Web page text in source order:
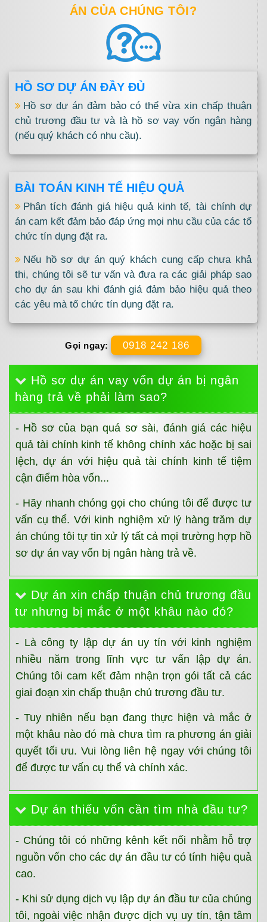
ÁN CỦA CHÚNG TÔI?
HỒ SƠ DỰ ÁN ĐẦY ĐỦ
Hồ sơ dự án đảm bảo có thể vừa xin chấp thuận
chủ trương đầu tư và là hồ sơ vay vốn ngân hàng
(nếu quý khách có nhu cầu).
BÀI TOÁN KINH TẾ HIỆU QUẢ
Phân tích đánh giá hiệu quả kinh tế, tài chính dự
án cam kết đảm bảo đáp ứng mọi nhu cầu của các tổ
chức tín dụng đặt ra.
Nếu hồ sơ dự án quý khách cung cấp chưa khả
thi, chúng tôi sẽ tư vấn và đưa ra các giải pháp sao
cho dự án sau khi đánh giá đảm bảo hiệu quả theo
các yêu mà tổ chức tín dụng đặt ra.
Gọi ngay: 0918 242 186
Hồ sơ dự án vay vốn dự án bị ngân
hàng trả về phải làm sao?
- Hồ sơ của bạn quá sơ sài, đánh giá các hiệu
quả tài chính kinh tế không chính xác hoặc bị sai
lệch, dự án với hiệu quả tài chính kinh tế tiệm
cận điểm hòa vốn...
- Hãy nhanh chóng gọi cho chúng tôi để được tư
vấn cụ thể. Với kinh nghiệm xử lý hàng trăm dự
án chúng tôi tự tin xử lý tất cả mọi trường hợp hồ
sơ dự án vay vốn bị ngân hàng trả về.
Dự án xin chấp thuận chủ trương đầu
tư nhưng bị mắc ở một khâu nào đó?
- Là công ty lập dự án uy tín với kinh nghiệm
nhiều năm trong lĩnh vực tư vấn lập dự án.
Chúng tôi cam kết đảm nhận trọn gói tất cả các
giai đoạn xin chấp thuận chủ trương đầu tư.
- Tuy nhiên nếu bạn đang thực hiện và mắc ở
một khâu nào đó mà chưa tìm ra phương án giải
quyết tối ưu. Vui lòng liên hệ ngay với chúng tôi
để được tư vấn cụ thể và chính xác.
Dự án thiếu vốn cần tìm nhà đầu tư?
- Chúng tôi có những kênh kết nối nhằm hỗ trợ
nguồn vốn cho các dự án đầu tư có tính hiệu quả
cao.
- Khi sử dụng dịch vụ lập dự án đầu tư của chúng
tôi, ngoài việc nhận được dịch vụ uy tín, tận tâm